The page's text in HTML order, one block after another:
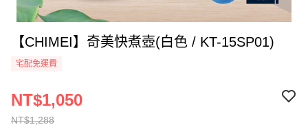
【CHIMEI】奇美快煮壺(白色 / KT-15SP01)
宅配免運費
NT$1,288
NT$1,050